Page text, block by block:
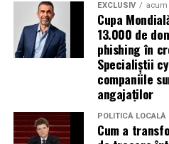
Avertismentele publice s-
asupra fanilor și
specialiștii atrag atenția că
inclusiv atunci când nu au
industria sportului, turismului
Atacurile sunt mai eficiente
evenimentelor globale
EXCLUSIV acum
Cupa
13.000 de
phishing în
Specialiștii
companiile
angajaților
POLITICĂ LOCALĂ
Cum a